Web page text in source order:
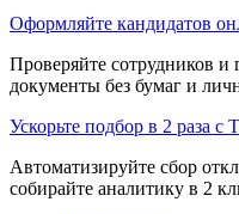
Оформляйте кандидатов
Проверяйте сотрудников
документы без бумаг и
Ускорьте подбор в 2 раза с
Автоматизируйте сбор
собирайте аналитику в 2